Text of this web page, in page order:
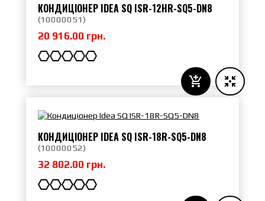
КОНДИЦІОНЕР IDEA SQ ISR-12HR-SQ5-DN8
(10000051 )
20 916.00 грн.
КОНДИЦІОНЕР IDEA SQ ISR-18R-SQ5-DN8
(10000052)
32 802.00 грн.